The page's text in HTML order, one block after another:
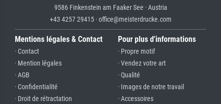
9586 Finkenstein am Faaker See · Austria
+43 4257 29415 · office@meisterdrucke.com
Mentions légales & Contact
· Contact
· Mention légales
· AGB
· Confidentialité
· Droit de rétractation
Pour plus d'informations
· Propre motif
· Vendez votre art
· Qualité
· Images de notre travail
· Accessoires